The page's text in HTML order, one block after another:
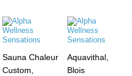
Sauna Chaleur
Custom,
Aquavithal,
Blois